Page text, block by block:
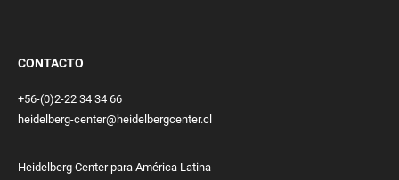
CONTACTO
+56-(0)2-22 34 34 66
heidelberg-center@heidelbergcenter.cl
Heidelberg Center para América Latina